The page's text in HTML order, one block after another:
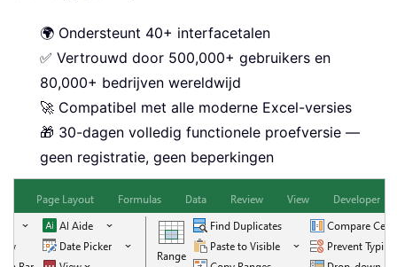
🌍 Ondersteunt 40+ interfacetalen
✅ Vertrouwd door 500,000+ gebruikers en
80,000+ bedrijven wereldwijd
🚀 Compatibel met alle moderne Excel-versies
🎁 30-dagen volledig functionele proefversie —
geen registratie, geen beperkingen